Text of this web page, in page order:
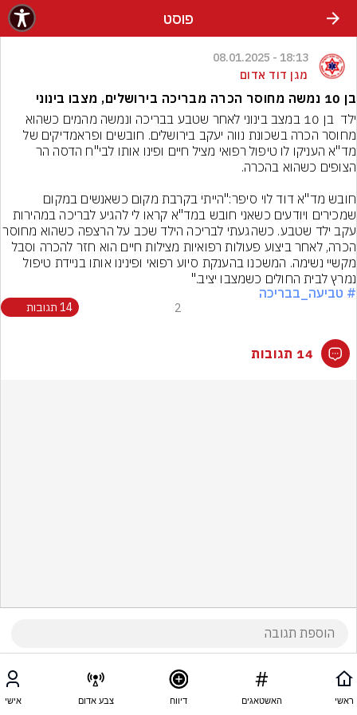
פוסט
18:13 - 08.01.2025
מגן דוד אדום
בן 10 נמשה מחוסר הכרה מבריכה בירושלים, מצבו בינוני
מחוסר הכרה בשכונת נווה יעקב בירושלים. חובשים ופראמדיקים של
עקב ילד שטבע. כשהגעתי לבריכה הילד שכב על הרצפה כשהוא מחוסר
מקשיי נשימה. המשכנו בהענקת סיוע רפואי ופינינו אותו בניידת טיפול
נמרץ לבית החולים כשמצבו יציב."
# טביעה_בבריכה
2 14 תגובות
14 תגובות
ראשי האשטאגים דיווח צבע אדום אישי